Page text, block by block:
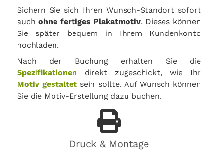
Sichern Sie sich Ihren Wunsch-Standort sofort
auch ohne fertiges Plakatmotiv. Dieses können
Sie später bequem in Ihrem Kundenkonto
hochladen.
Nach der Buchung erhalten Sie die
Spezifikationen direkt zugeschickt, wie Ihr
Motiv gestaltet sein sollte. Auf Wunsch können
Sie die Motiv-Erstellung dazu buchen.
Druck & Montage